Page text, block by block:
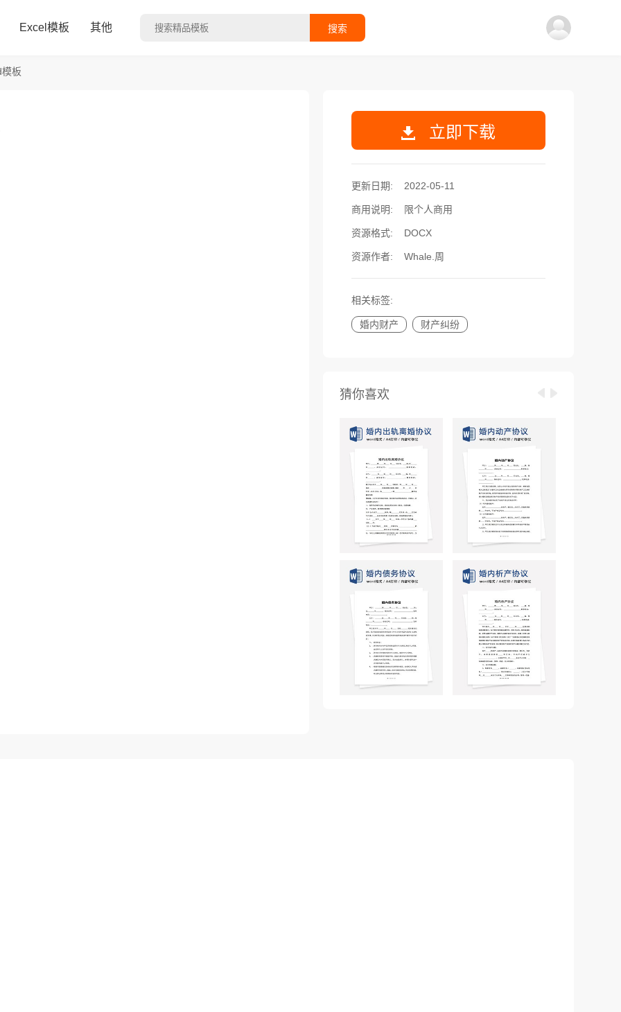
Excel模板 其他 搜索
板
立即下载
更新日期: 2022-05-11
商用说明: 限个人商用
资源格式: DOCX
资源作者: Whale.周
相关标签:
婚内财产 财产纠纷
猜你喜欢